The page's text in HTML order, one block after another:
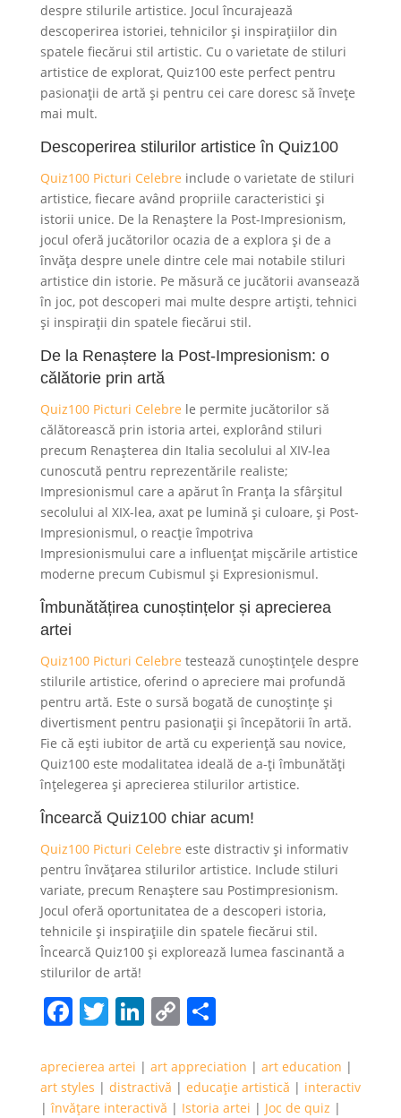
despre stilurile artistice. Jocul încurajează
descoperirea istoriei, tehnicilor și inspirațiilor din
spatele fiecărui stil artistic. Cu o varietate de stiluri
artistice de explorat, Quiz100 este perfect pentru
pasionații de artă și pentru cei care doresc să învețe
mai mult.
Descoperirea stilurilor artistice în Quiz100
Quiz100 Picturi Celebre include o varietate de stiluri
artistice, fiecare având propriile caracteristici și
istorii unice. De la Renaștere la Post-Impresionism,
jocul oferă jucătorilor ocazia de a explora și de a
învăța despre unele dintre cele mai notabile stiluri
artistice din istorie. Pe măsură ce jucătorii avansează
în joc, pot descoperi mai multe despre artiști, tehnici
și inspirații din spatele fiecărui stil.
De la Renaștere la Post-Impresionism: o
călătorie prin artă
Quiz100 Picturi Celebre le permite jucătorilor să
călătorească prin istoria artei, explorând stiluri
precum Renașterea din Italia secolului al XIV-lea
cunoscută pentru reprezentările realiste;
Impresionismul care a apărut în Franța la sfârșitul
secolului al XIX-lea, axat pe lumină și culoare, și Post-
Impresionismul, o reacție împotriva
Impresionismului care a influențat mișcările artistice
moderne precum Cubismul și Expresionismul.
Îmbunătățirea cunoștințelor și aprecierea
artei
Quiz100 Picturi Celebre testează cunoștințele despre
stilurile artistice, oferind o apreciere mai profundă
pentru artă. Este o sursă bogată de cunoștințe și
divertisment pentru pasionații și începătorii în artă.
Fie că ești iubitor de artă cu experiență sau novice,
Quiz100 este modalitatea ideală de a-ți îmbunătăți
înțelegerea și aprecierea stilurilor artistice.
Încearcă Quiz100 chiar acum!
Quiz100 Picturi Celebre este distractiv și informativ
pentru învățarea stilurilor artistice. Include stiluri
variate, precum Renaștere sau Postimpresionism.
Jocul oferă oportunitatea de a descoperi istoria,
tehnicile și inspirațiile din spatele fiecărui stil.
Încearcă Quiz100 și explorează lumea fascinantă a
stilurilor de artă!
Facebook
Twitter
LinkedIn
CopyPartajează
aprecierea artei | art appreciation | art education |
art styles | distractivă | educație artistică | interactiv
|învățare interactivă | Istoria artei | Joc de quiz |